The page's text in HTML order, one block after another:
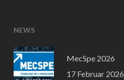
NEWS
MecSpe 2026
17 Februar 2026